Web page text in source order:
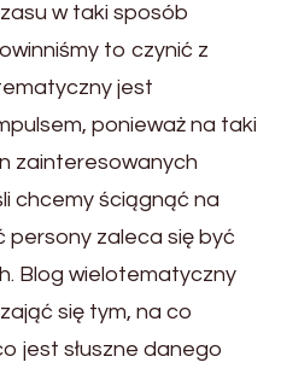
w taki sposób
to czynić z
jest
ponieważ na taki
zainteresowanych
chcemy ściągnąć na
zaleca się być
Blog wielotematyczny
się tym, na co
jest słuszne danego